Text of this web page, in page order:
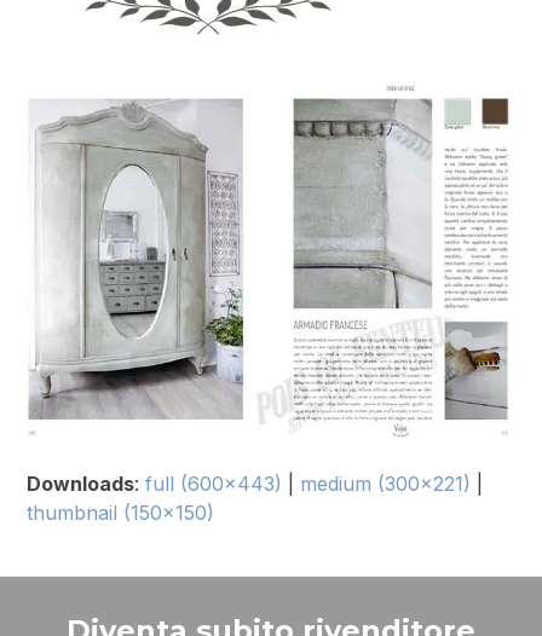
Downloads:full (600x443) medium (300x221)
thumbnail (150x150)